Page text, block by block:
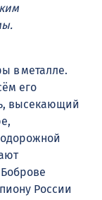
в металле.
его
высекающий
России